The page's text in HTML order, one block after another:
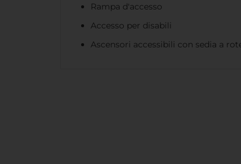
Rampa d'accesso
Accesso per disabili
Ascensori accessibili con sedia a